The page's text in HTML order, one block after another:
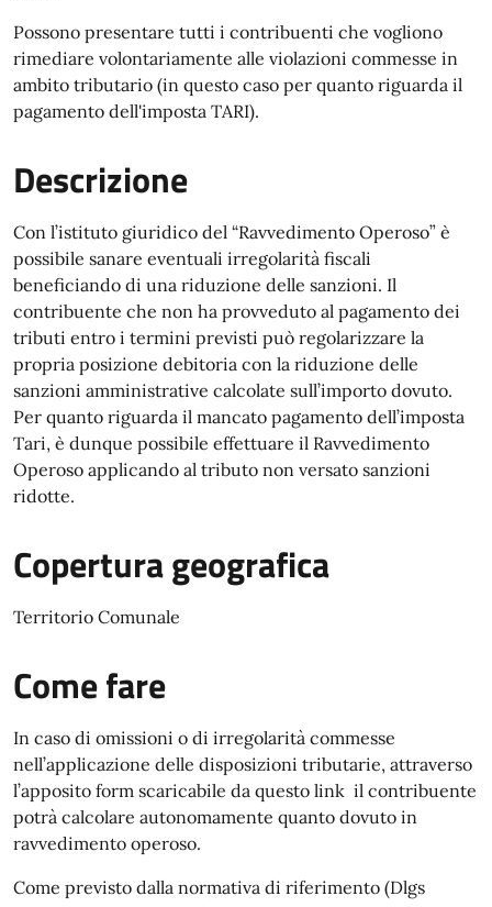
Possono presentare tutti i contribuenti che vogliono
rimediare volontariamente alle violazioni commesse in
ambito tributario (in questo caso per quanto riguarda il
pagamento dell'imposta TARI).
Descrizione
Con l’istituto giuridico del “Ravvedimento Operoso” è
possibile sanare eventuali irregolarità fiscali
beneficiando di una riduzione delle sanzioni. Il
contribuente che non ha provveduto al pagamento dei
tributi entro i termini previsti può regolarizzare la
propria posizione debitoria con la riduzione delle
sanzioni amministrative calcolate sull’importo dovuto.
Per quanto riguarda il mancato pagamento dell’imposta
Tari, è dunque possibile effettuare il Ravvedimento
Operoso applicando al tributo non versato sanzioni
ridotte.
Copertura geografica
Territorio Comunale
Come fare
In caso di omissioni o di irregolarità commesse
nell’applicazione delle disposizioni tributarie, attraverso
l’apposito form scaricabile da questo link il contribuente
potrà calcolare autonomamente quanto dovuto in
ravvedimento operoso.
Come previsto dalla normativa di riferimento (Dlgs